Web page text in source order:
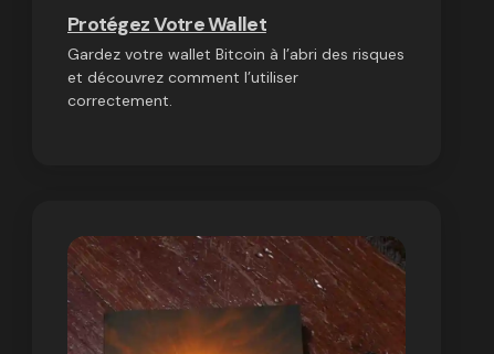
Protégez Votre Wallet
Gardez votre wallet Bitcoin à l’abri des risques
et découvrez comment l’utiliser
correctement.